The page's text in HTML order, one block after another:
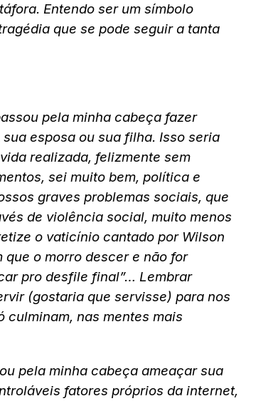
Entendo ser um símbolo
que se pode seguir a tanta
pela minha cabeça fazer
esposa ou sua filha. Isso seria
realizada, felizmente sem
sei muito bem, política e
graves problemas sociais, que
de violência social, muito menos
o vaticínio cantado por Wilson
que o morro descer e não for
pro desfile final”… Lembrar
(gostaria que servisse) para nos
culminam, nas mentes mais
pela minha cabeça ameaçar sua
fatores próprios da internet,